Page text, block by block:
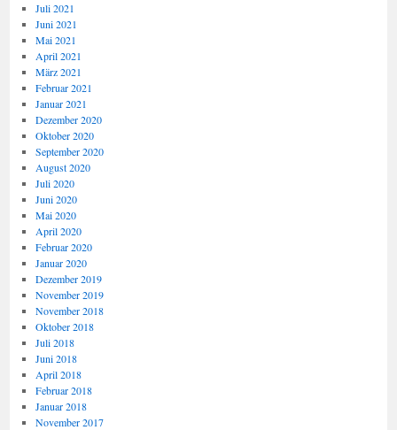
Juli 2021
Juni 2021
Mai 2021
April 2021
März 2021
Februar 2021
Januar 2021
Dezember 2020
Oktober 2020
September 2020
August 2020
Juli 2020
Juni 2020
Mai 2020
April 2020
Februar 2020
Januar 2020
Dezember 2019
November 2019
November 2018
Oktober 2018
Juli 2018
Juni 2018
April 2018
Februar 2018
Januar 2018
November 2017